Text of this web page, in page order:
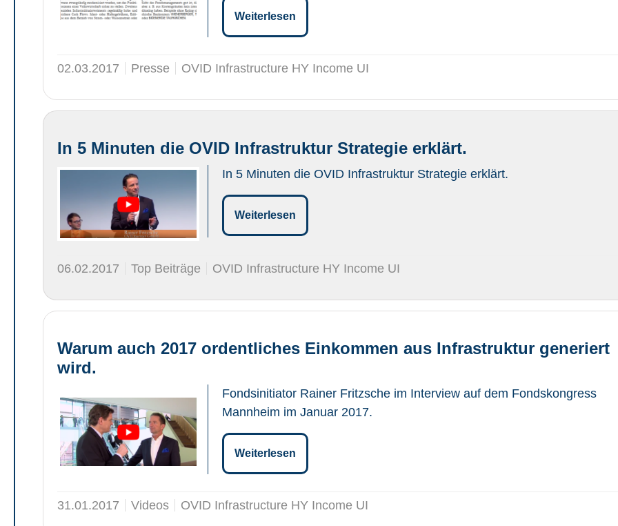
Weiterlesen
02.03.2017 Presse OVID Infrastructure HY Income UI
In 5 Minuten die OVID Infrastruktur Strategie erklärt.
In 5 Minuten die OVID Infrastruktur Strategie erklärt.
Weiterlesen
06.02.2017 Top Beiträge OVID Infrastructure HY Income UI
Warum auch 2017 ordentliches Einkommen aus Infrastruktur generiert
wird.
Fondsinitiator Rainer Fritzsche im Interview auf dem Fondskongress
Mannheim im Januar 2017.
Weiterlesen
31.01.2017 Videos OVID Infrastructure HY Income UI